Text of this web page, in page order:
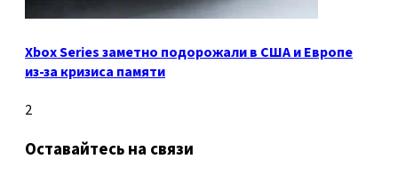
Xbox Series заметно подорожали в США и Европе
из-за кризиса памяти
2
Оставайтесь на связи